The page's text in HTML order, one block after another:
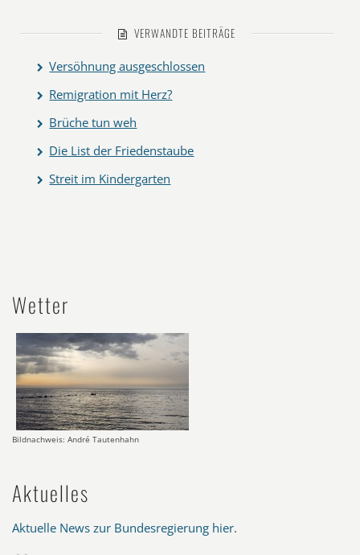
VERWANDTE BEITRÄGE
Versöhnung ausgeschlossen
Remigration mit Herz?
Brüche tun weh
Die List der Friedenstaube
Streit im Kindergarten
Wetter
Bildnachweis: André Tautenhahn
Aktuelles
Aktuelle News zur Bundesregierung hier.